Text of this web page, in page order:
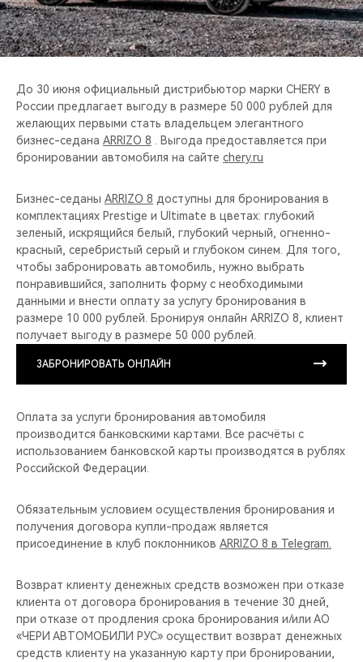
CHERY И СПОРТ
НАШИ МЕРОПРИЯТИЯ
ВИДЕООБЗОРЫ
CHERY ДЛЯ ДЕТЕЙ
До 30 июня официальный дистрибьютор марки CHERY в
России предлагает выгоду в размере 50 000 рублей для
желающих первыми стать владельцем элегантного
бизнес-седана ARRIZO 8 . Выгода предоставляется при
бронировании автомобиля на сайте chery.ru
Бизнес-седаны ARRIZO 8 доступны для бронирования в
комплектациях Prestige и Ultimate в цветах: глубокий
зеленый, искрящийся белый, глубокий черный, огненно-
красный, серебристый серый и глубоком синем. Для того,
чтобы забронировать автомобиль, нужно выбрать
понравившийся, заполнить форму с необходимыми
данными и внести оплату за услугу бронирования в
размере 10 000 рублей. Бронируя онлайн ARRIZO 8, клиент
получает выгоду в размере 50 000 рублей.
ЗАБРОНИРОВАТЬ ОНЛАЙН
Оплата за услуги бронирования автомобиля
производится банковскими картами. Все расчёты с
использованием банковской карты производятся в рублях
Российской Федерации.
Обязательным условием осуществления бронирования и
получения договора купли-продаж является
присоединение в клуб поклонников ARRIZO 8 в Telegram.
Возврат клиенту денежных средств возможен при отказе
клиента от договора бронирования в течение 30 дней,
при отказе от продления срока бронирования и/или АО
«ЧЕРИ АВТОМОБИЛИ РУС» осуществит возврат денежных
средств клиенту на указанную карту при бронировании,